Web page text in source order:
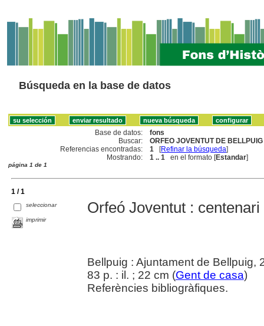
Búsqueda en la base de datos
Base de datos:
fons
Buscar:
ORFEO JOVENTUT DE
Referencias encontradas:
1 [Refinar la búsqueda]
Mostrando:
1 .. 1 en el formato [Estandar]
página 1 de 1
1 / 1
seleccionar
imprimir
Orfeó Joventut :
Bellpuig : Ajuntament de Bellpuig,
83 p. : il. ; 22 cm (Gent de casa)
Referències bibliogràfiques.